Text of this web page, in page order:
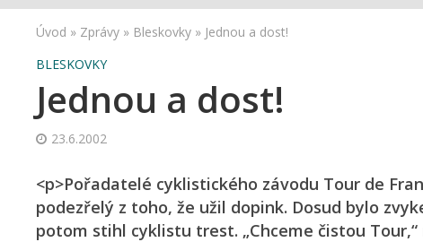
Úvod » Zprávy » Bleskovky » Jednou a dost!
BLESKOVKY
Jednou a dost!
23.6.2002
<p>Pořadatelé cyklistického závodu Tour de
podezřelý z toho, že užil dopink. Dosud bylo
potom stihl cyklistu trest. „Chceme čistou